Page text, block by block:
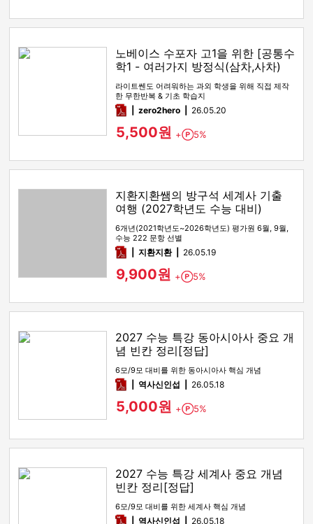
노베이스 수포자 고1을 위한 [공통수
학1 - 여러가지 방정식(삼차,사차)
라이트쎈도 어려워하는 과외 학생을 위해 직접 제작
한 무한반복 & 기초 학습지
pdfzero2hero 26.05.20
5,500원 + Point
5%
지환지환쌤의 방구석 세계사 기출
여행 (2027학년도 수능 대비)
6개년(2021학년도~2026학년도) 평가원 6월, 9월,
수능 222 문항 선별
pdf지환지환 26.05.19
9,900원 + Point
5%
2027 수능 특강 동아시아사 중요 개
념 빈칸 정리[정답]
6모/9모 대비를 위한 동아시아사 핵심 개념
pdf역사신인섭 26.05.18
5,000원 + Point
5%
2027 수능 특강 세계사 중요 개념
빈칸 정리[정답]
6모/9모 대비를 위한 세계사 핵심 개념
pdf역사신인섭 26.05.18